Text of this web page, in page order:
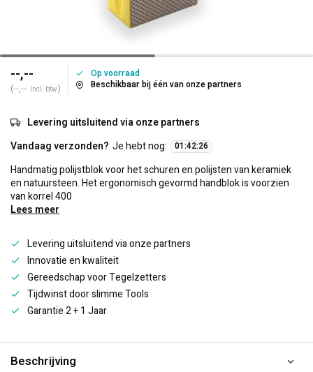
--,--
(--,-- Incl. btw)
Op voorraad
Beschikbaar bij één van onze partners
Levering uitsluitend via onze partners
Vandaag verzonden? Je hebt nog: 01:42:26
Handmatig polijstblok voor het schuren en polijsten van keramiek
en natuursteen. Het ergonomisch gevormd handblok is voorzien
van korrel 400
Lees meer
Levering uitsluitend via onze partners
Innovatie en kwaliteit
Gereedschap voor Tegelzetters
Tijdwinst door slimme Tools
Garantie 2 + 1 Jaar
Beschrijving